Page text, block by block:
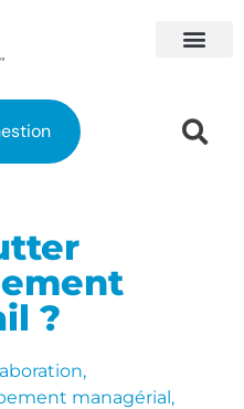
?
,
managérial,